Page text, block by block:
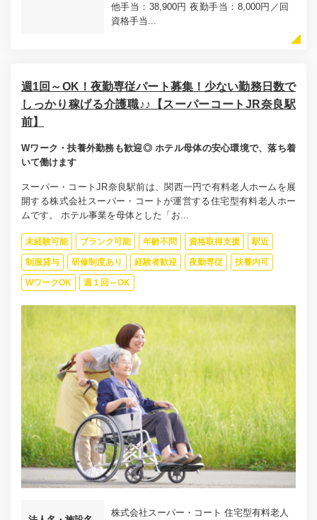
他手当：38,900円 夜勤手当：8,000円／回
資格手当...
週1回～OK！夜勤専従パート募集！少ない勤務日数で
しっかり稼げる介護職♪♪【スーパーコートJR奈良駅
前】
Wワーク・扶養外勤務も歓迎◎ ホテル母体の安心環境で、落ち着
いて働けます
スーパー・コートJR奈良駅前は、関西一円で有料老人ホームを展
開する株式会社スーパー・コートが運営する住宅型有料老人ホー
ムです。 ホテル事業を母体とした「お...
未経験可能 ブランク可能 年齢不問 資格取得支援 駅近
制服貸与 研修制度あり 経験者歓迎 夜勤専従 扶養内可
WワークOK 週１回～OK
株式会社スーパー・コート 住宅型有料老人